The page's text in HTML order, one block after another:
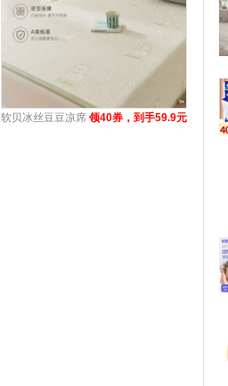
软贝冰丝豆豆凉席 领40券，到手59.9元